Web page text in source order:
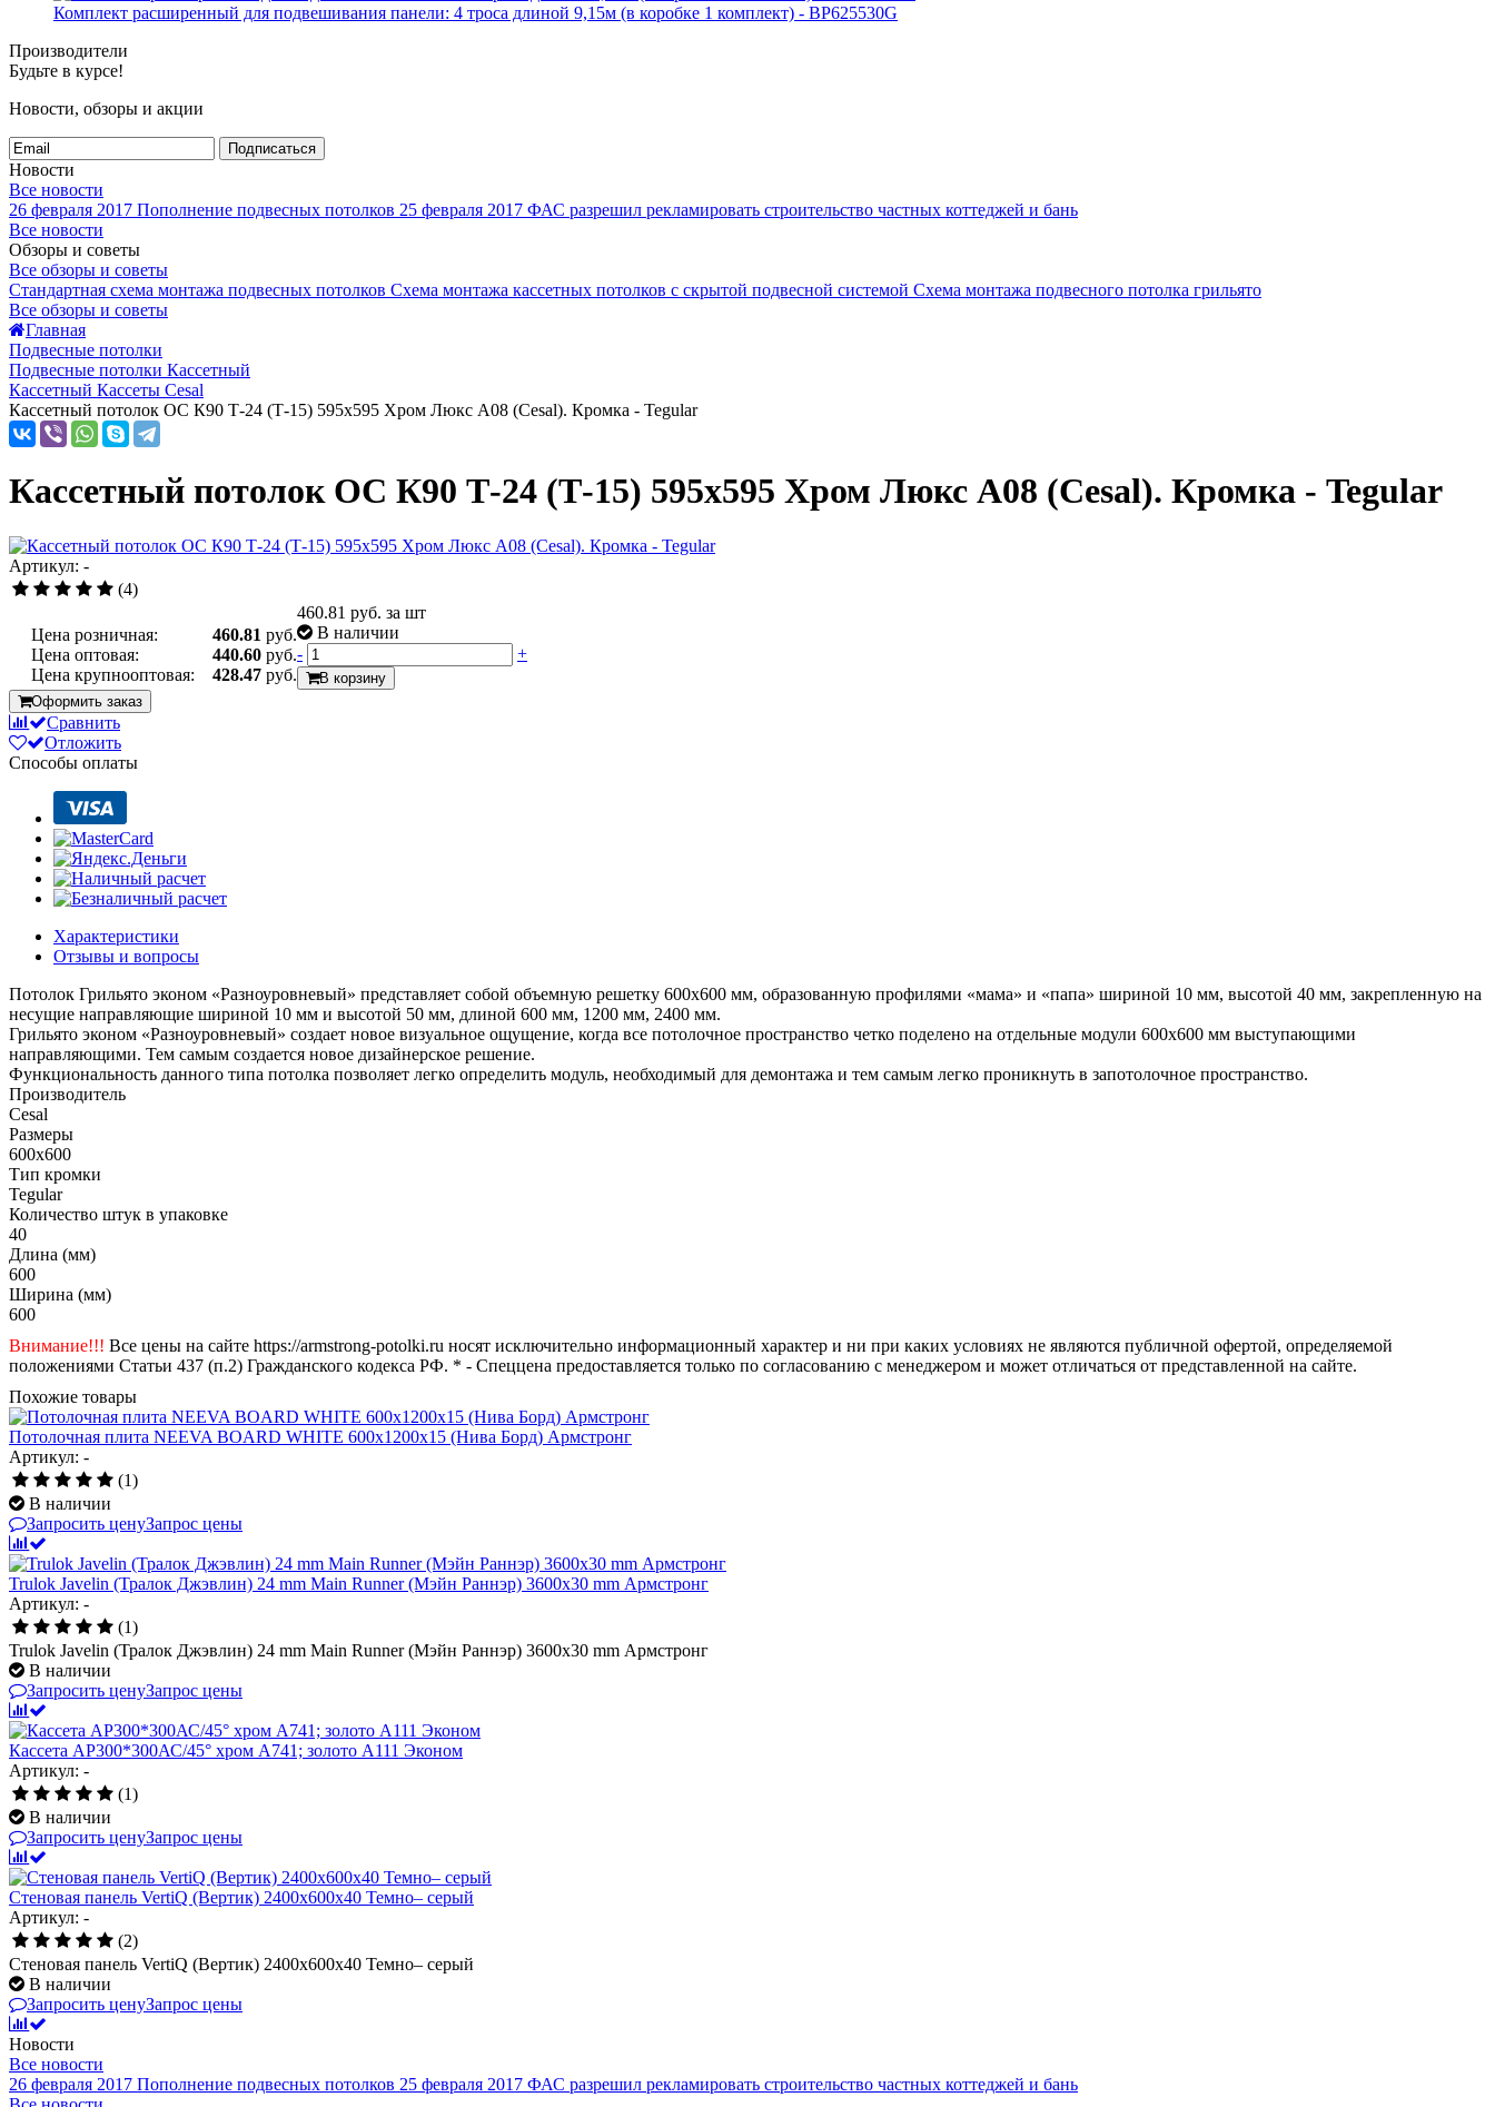
Комплект расширенный для подвешивания панели: 4 троса длиной 9,15м (в коробке 1 комплект) - BP625530G
Производители
Будьте в курсе!
Новости, обзоры и акции
Подписаться
Новости
Все новости
26 февраля 2017 Пополнение подвесных потолков 25 февраля 2017 ФАС разрешил рекламировать строительство частных коттеджей и бань
Все новости
Обзоры и советы
Все обзоры и советы
Стандартная схема монтажа подвесных потолков Схема монтажа кассетных потолков с скрытой подвесной системой Схема монтажа подвесного потолка грильято
Все обзоры и советы
Главная
Подвесные потолки
Подвесные потолки Кассетный
Кассетный Кассеты Cesal
Кассетный потолок ОС К90 Т-24 (Т-15) 595х595 Хром Люкс А08 (Cesal). Кромка - Tegular
Кассетный потолок ОС К90 Т-24 (Т-15) 595х595 Хром Люкс А08 (Cesal). Кромка - Tegular
Артикул: -
(4)
Цена розничная: 460.81 руб.
Цена оптовая:
440.60 руб.
Цена крупнооптовая:
428.47 руб.
460.81 руб. за шт
В наличии
-
+
В корзину
Оформить заказ
Сравнить
Отложить
Способы оплаты
Характеристики
Отзывы и вопросы
Потолок Грильято эконом «Разноуровневый» представляет собой объемную решетку 600х600 мм, образованную профилями «мама» и «папа» шириной 10 мм, высотой 40 мм, закрепленную на
несущие направляющие шириной 10 мм и высотой 50 мм, длиной 600 мм, 1200 мм, 2400 мм.
Грильято эконом «Разноуровневый» создает новое визуальное ощущение, когда все потолочное пространство четко поделено на отдельные модули 600х600 мм выступающими
направляющими. Тем самым создается новое дизайнерское решение.
Функциональность данного типа потолка позволяет легко определить модуль, необходимый для демонтажа и тем самым легко проникнуть в запотолочное пространство.
Производитель
Cesal
Размеры
600x600
Тип кромки
Tegular
Количество штук в упаковке
40
Длина (мм)
600
Ширина (мм)
600
Внимание!!! Все цены на сайте https://armstrong-potolki.ru носят исключительно информационный характер и ни при каких условиях не являются публичной офертой, определяемой
положениями Статьи 437 (п.2) Гражданского кодекса РФ. * - Спеццена предоставляется только по согласованию с менеджером и может отличаться от представленной на сайте.
Похожие товары
Потолочная плита NEEVA BOARD WHITE 600x1200x15 (Нива Борд) Армстронг
Артикул: -
(1)
В наличии
Запросить ценуЗапрос цены
Trulok Javelin (Тралок Джэвлин) 24 mm Main Runner (Мэйн Раннэр) 3600x30 mm Армстронг
Артикул: -
(1)
Trulok Javelin (Тралок Джэвлин) 24 mm Main Runner (Мэйн Раннэр) 3600x30 mm Армстронг
В наличии
Запросить ценуЗапрос цены
Кассета AP300*300АС/45° хром А741; золото А111 Эконом
Артикул: -
(1)
В наличии
Запросить ценуЗапрос цены
Стеновая панель VertiQ (Вертик) 2400x600x40 Темно– серый
Артикул: -
(2)
Стеновая панель VertiQ (Вертик) 2400x600x40 Темно– серый
В наличии
Запросить ценуЗапрос цены
Новости
Все новости
26 февраля 2017 Пополнение подвесных потолков 25 февраля 2017 ФАС разрешил рекламировать строительство частных коттеджей и бань